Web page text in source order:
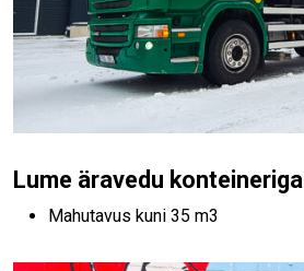
Lume äravedu konteineriga
Mahutavus kuni 35 m3